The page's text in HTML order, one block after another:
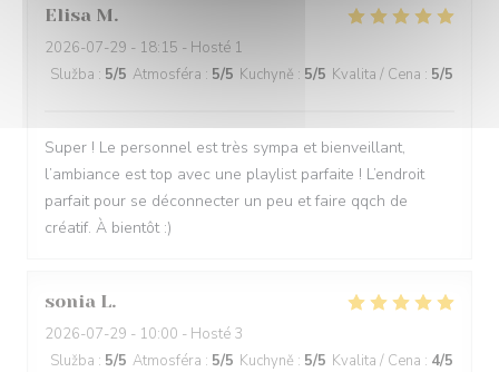
Elisa M
2026-07-29 - 18:15 - Hosté 1
Služba : 5/5 Atmosféra : 5/5 Kuchyně : 5/5 Kvalita / Cena : 5/5
Super ! Le personnel est très sympa et bienveillant,
l’ambiance est top avec une playlist parfaite ! L’endroit
parfait pour se déconnecter un peu et faire qqch de
créatif. À bientôt :)
sonia L
2026-07-29 - 10:00 - Hosté 3
Služba : 5/5 Atmosféra : 5/5 Kuchyně : 5/5 Kvalita / Cena : 4/5